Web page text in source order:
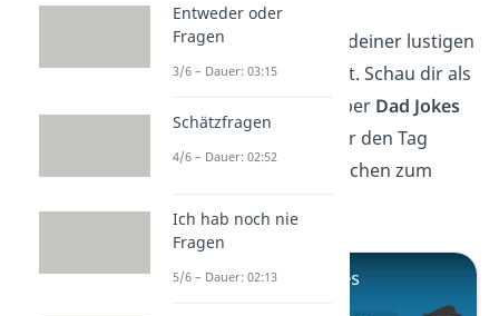
Der erste Stein ist mit deiner lustigen
Begrüßung jetzt gelegt. Schau dir als
über Dad Jokes
an, damit du auch über den Tag
verteilt deine Mitmenschen zum
Entweder oder
Fragen
3/6 – Dauer: 03:15
Schätzfragen
4/6 – Dauer: 02:52
Ich hab noch nie
Fragen
5/6 – Dauer: 02:13